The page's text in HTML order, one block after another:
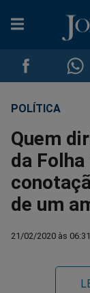
Compartilhar
no
Facebook
no
POLÍTICA
Quem
da
de um
21/02/2020 às 06:31